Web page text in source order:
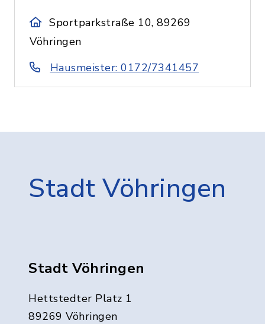
Sportparkstraße 10, 89269
Vöhringen
Hausmeister: 0172/7341457
Stadt Vöhringen
Stadt Vöhringen
Hettstedter Platz 1
89269 Vöhringen